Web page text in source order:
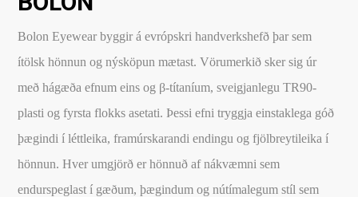
Stækkunargler
Vítamín
Bolon Eyewear byggir á evrópskri handverkshefð þar sem
ítölsk hönnun og nýsköpun mætast. Vörumerkið sker sig úr
með hágæða efnum eins og β-títaníum, sveigjanlegu TR90-
plasti og fyrsta flokks asetati. Þessi efni tryggja einstaklega góð
þægindi í léttleika, framúrskarandi endingu og fjölbreytileika í
hönnun. Hver umgjörð er hönnuð af nákvæmni sem
endurspeglast í gæðum, þægindum og nútímalegum stíl sem